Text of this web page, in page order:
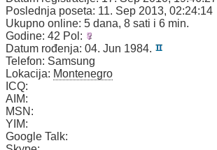
Poslednja poseta: 11. Sep 2013, 02:24:14
Ukupno online: 5 dana, 8 sati i 6 min.
Godine: 42 Pol:
Datum rođenja: 04. Jun 1984.
Telefon: Samsung
Lokacija: Montenegro
ICQ:
AIM:
MSN:
YIM:
Google Talk: